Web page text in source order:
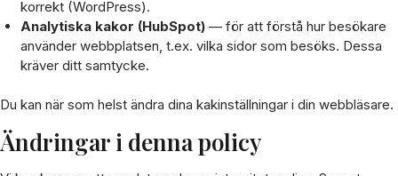
korrekt (WordPress).
Analytiska kakor (HubSpot)— för att förstå hur besökare
använder webbplatsen, t.ex. vilka sidor som besöks. Dessa
kräver ditt samtycke.
Du kan när som helst ändra dina kakinställningar i din webbläsare.
Ändringar i denna policy